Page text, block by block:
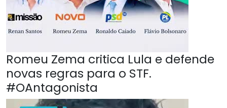
Romeu Zema critica Lula e defende
novas regras para o STF.
#OAntagonista